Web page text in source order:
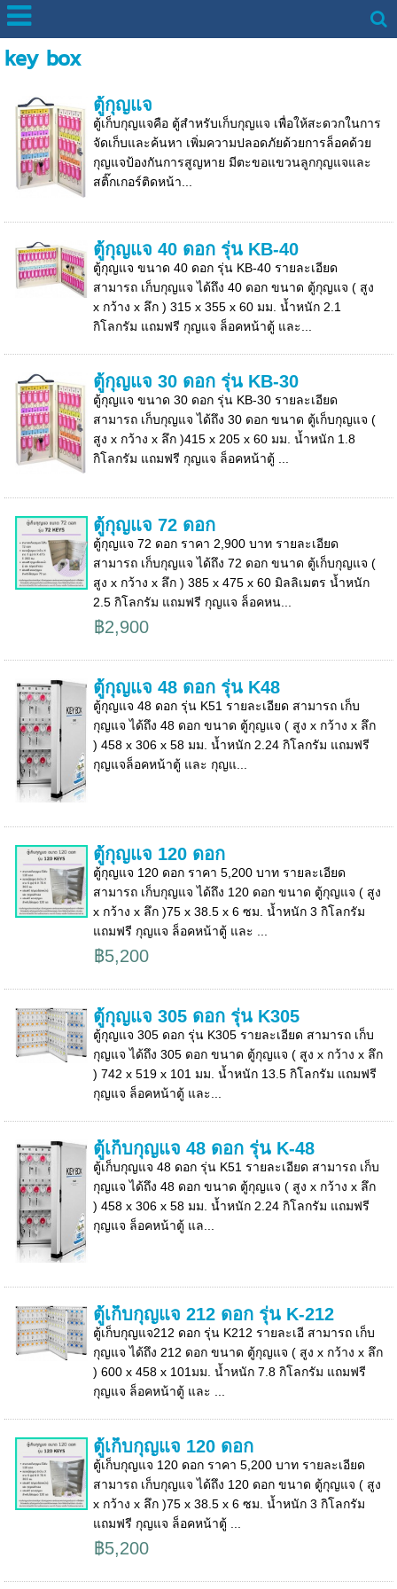
key box
ตู้กุญแจ
ตู้เก็บกุญแจคือ ตู้สำหรับเก็บกุญแจ เพื่อให้สะดวกในการ
จัดเก็บและค้นหา เพิ่มความปลอดภัยด้วยการล็อคด้วย
กุญแจป้องกันการสูญหาย มีตะขอแขวนลูกกุญแจและ
สติ๊กเกอร์ติดหน้า...
ตู้กุญแจ 40 ดอก รุ่น KB-40
ตู้กุญแจ ขนาด 40 ดอก รุ่น KB-40 รายละเอียด
สามารถ เก็บกุญแจ ได้ถึง 40 ดอก ขนาด ตู้กุญแจ ( สูง
x กว้าง x ลึก ) 315 x 355 x 60 มม. น้ำหนัก 2.1
กิโลกรัม แถมฟรี กุญแจ ล็อคหน้าตู้ และ...
ตู้กุญแจ 30 ดอก รุ่น KB-30
ตู้กุญแจ ขนาด 30 ดอก รุ่น KB-30 รายละเอียด
สามารถ เก็บกุญแจ ได้ถึง 30 ดอก ขนาด ตู้เก็บกุญแจ (
สูง x กว้าง x ลึก )415 x 205 x 60 มม. น้ำหนัก 1.8
กิโลกรัม แถมฟรี กุญแจ ล็อคหน้าตู้ ...
ตู้กุญแจ 72 ดอก
ตู้กุญแจ 72 ดอก ราคา 2,900 บาท รายละเอียด
สามารถ เก็บกุญแจ ได้ถึง 72 ดอก ขนาด ตู้เก็บกุญแจ (
สูง x กว้าง x ลึก ) 385 x 475 x 60 มิลลิเมตร น้ำหนัก
2.5 กิโลกรัม แถมฟรี กุญแจ ล็อคหน...
฿2,900
ตู้กุญแจ 48 ดอก รุ่น K48
ตู้กุญแจ 48 ดอก รุ่น K51 รายละเอียด สามารถ เก็บ
กุญแจ ได้ถึง 48 ดอก ขนาด ตู้กุญแจ ( สูง x กว้าง x ลึก
) 458 x 306 x 58 มม. น้ำหนัก 2.24 กิโลกรัม แถมฟรี
กุญแจล็อคหน้าตู้ และ กุญแ...
ตู้กุญแจ 120 ดอก
ตู้กุญแจ 120 ดอก ราคา 5,200 บาท รายละเอียด
สามารถ เก็บกุญแจ ได้ถึง 120 ดอก ขนาด ตู้กุญแจ ( สูง
x กว้าง x ลึก )75 x 38.5 x 6 ซม. น้ำหนัก 3 กิโลกรัม
แถมฟรี กุญแจ ล็อคหน้าตู้ และ ...
฿5,200
ตู้กุญแจ 305 ดอก รุ่น K305
ตู้กุญแจ 305 ดอก รุ่น K305 รายละเอียด สามารถ เก็บ
กุญแจ ได้ถึง 305 ดอก ขนาด ตู้กุญแจ ( สูง x กว้าง x ลึก
) 742 x 519 x 101 มม. น้ำหนัก 13.5 กิโลกรัม แถมฟรี
กุญแจ ล็อคหน้าตู้ และ...
ตู้เก็บกุญแจ 48 ดอก รุ่น K-48
ตู้เก็บกุญแจ 48 ดอก รุ่น K51 รายละเอียด สามารถ เก็บ
กุญแจ ได้ถึง 48 ดอก ขนาด ตู้กุญแจ ( สูง x กว้าง x ลึก
) 458 x 306 x 58 มม. น้ำหนัก 2.24 กิโลกรัม แถมฟรี
กุญแจ ล็อคหน้าตู้ แล...
ตู้เก็บกุญแจ 212 ดอก รุ่น K-212
ตู้เก็บกุญแจ212 ดอก รุ่น K212 รายละเอี สามารถ เก็บ
กุญแจ ได้ถึง 212 ดอก ขนาด ตู้กุญแจ ( สูง x กว้าง x ลึก
) 600 x 458 x 101มม. น้ำหนัก 7.8 กิโลกรัม แถมฟรี
กุญแจ ล็อคหน้าตู้ และ ...
ตู้เก็บกุญแจ 120 ดอก
ตู้เก็บกุญแจ 120 ดอก ราคา 5,200 บาท รายละเอียด
สามารถ เก็บกุญแจ ได้ถึง 120 ดอก ขนาด ตู้กุญแจ ( สูง
x กว้าง x ลึก )75 x 38.5 x 6 ซม. น้ำหนัก 3 กิโลกรัม
แถมฟรี กุญแจ ล็อคหน้าตู้ ...
฿5,200